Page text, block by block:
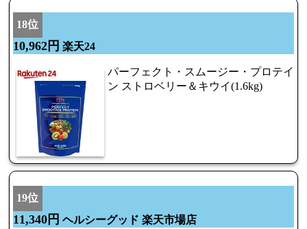
18位
10,962円 楽天24
パーフェクト・スムージー・プロテイ
ン ストロベリー＆キウイ(1.6kg)
19位
11,340円 ヘルシーグッド 楽天市場店